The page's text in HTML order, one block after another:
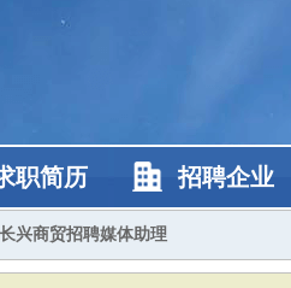
职简历 招聘企业
兴商贸招聘媒体助理